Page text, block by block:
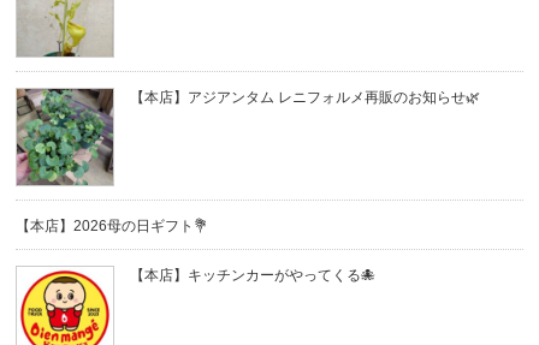
【本店】アジアンタム レニフォルメ再販のお知らせ🌿
【本店】2026母の日ギフト💐
【本店】キッチンカーがやってくる🐙